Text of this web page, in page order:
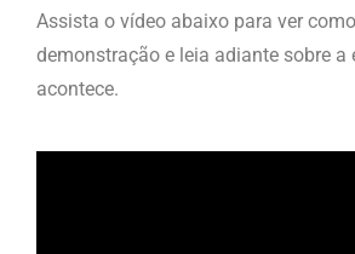
Assista o vídeo abaixo para ver
demonstração e leia adiante sobre a
acontece.